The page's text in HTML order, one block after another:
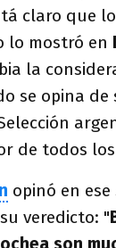
claro que
lo mostró en
la
se opina
de todos
opinó en
veredicto: "